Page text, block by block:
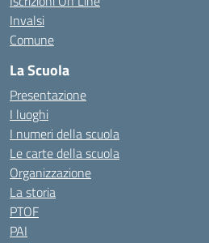
Invalsi
Comune
La Scuola
Presentazione
I luoghi
I numeri della scuola
Le carte della scuola
Organizzazione
La storia
PTOF
PAI